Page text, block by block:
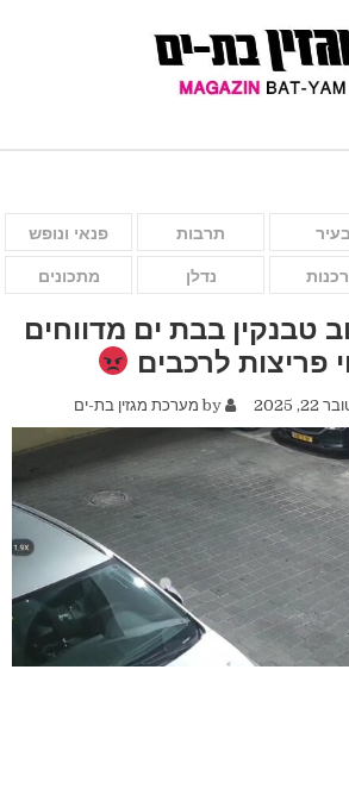
תרבות פנאי ונופש
נדלן מתכונים
טבנקין בבת ים מדווחים
פריצות לרכבים
2025 מערכת מגזין בת-ים